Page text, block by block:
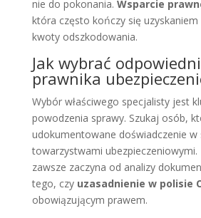
nie do pokonania. Wsparcie
która często kończy się uzyskaniem
kwoty odszkodowania.
Jak wybrać
prawnika
Wybór właściwego specjalisty jest
powodzenia sprawy. Szukaj osób,
udokumentowane doświadczenie w
towarzystwami
zawsze zaczyna od analizy
tego, czy uzasadnienie w polisie
obowiązującym prawem.